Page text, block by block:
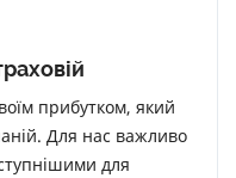
прибутком, який
Для нас важливо
для